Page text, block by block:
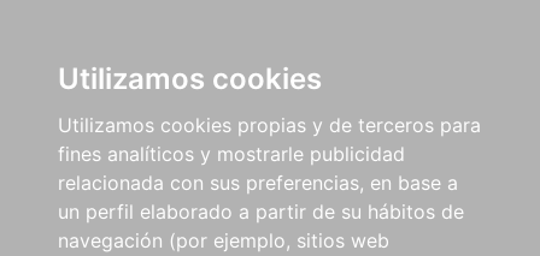
Utilizamos cookies
Utilizamos cookies propias y de terceros para
fines analíticos y mostrarle publicidad
relacionada con sus preferencias, en base a
un perfil elaborado a partir de su hábitos de
navegación (por ejemplo, sitios web